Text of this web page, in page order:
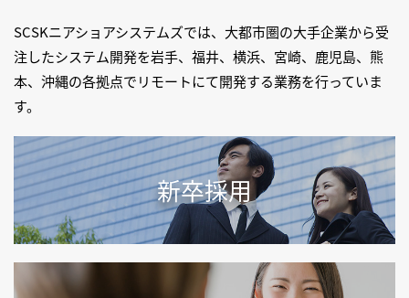
SCSKニアショアシステムズでは、大都市圏の大手企業から受
注したシステム開発を岩手、福井、横浜、宮崎、鹿児島、熊
本、沖縄の各拠点でリモートにて開発する業務を行っていま
す。
新卒採用